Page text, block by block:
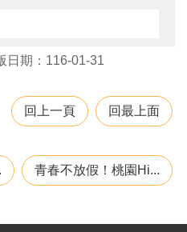
日期：116-01-31
回上一頁 回最上面
青春不放假！桃園Hi...